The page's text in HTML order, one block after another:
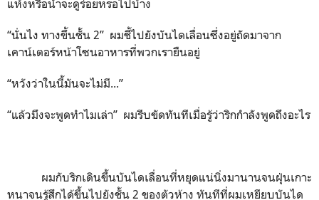
แห้งหรือน้ำจะดูร่อยหรอไปบ้าง
“นั่นไง ทางขึ้นชั้น 2” ผมชี้ไปยังบันไดเลื่อนซึ่งอยู่ถัดมาจาก
เคาน์เตอร์หน้าโซนอาหารที่พวกเรายืนอยู่
“หวังว่าในนี้มันจะไม่มี...”
“แล้วมึงจะพูดทำไมเล่า” ผมรีบขัดทันทีเมื่อรู้ว่าริกกำลังพูดถึงอะไร
ผมกับริกเดินขึ้นบันไดเลื่อนที่หยุดแน่นิ่งมานานจนฝุ่นเกาะ
หนาจนรู้สึกได้ขึ้นไปยังชั้น 2 ของตัวห้าง ทันทีที่ผมเหยียบบันได